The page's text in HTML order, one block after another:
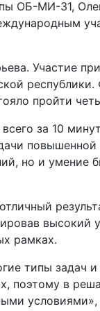
ОБ-МИ-31,
Участие
пройти
за 10
но и умение
высокий
рамках.
типы задач
поэтому в